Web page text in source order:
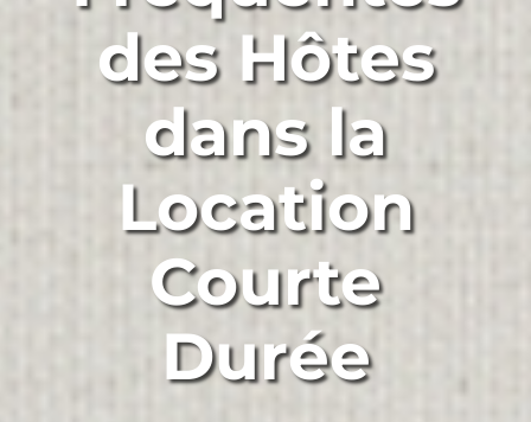
des Hôtes
dans la
Location
Courte
Durée